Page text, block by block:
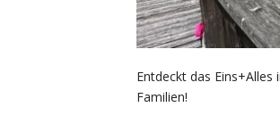
Entdeckt das
Familien!